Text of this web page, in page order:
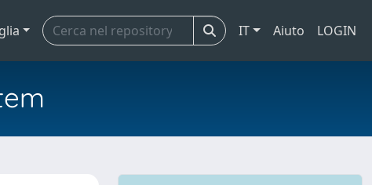
IT Aiuto LOGIN